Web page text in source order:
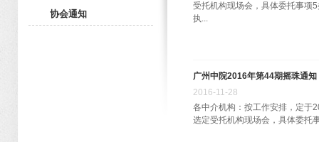
协会通知
受托机构现场会，具体委托事
执...
广州中院2016年第44期摇珠通知
各中介机构：按工作安排，定于
选定受托机构现场会，具体委托
2016-11-28